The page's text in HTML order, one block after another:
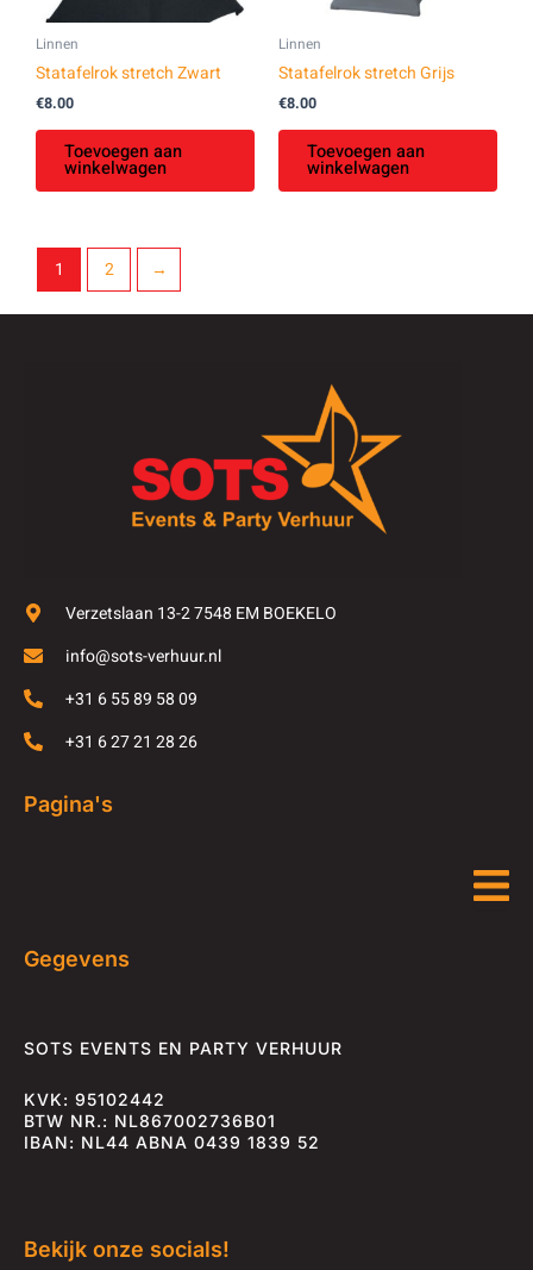
Linnen
Statafelrok stretch Zwart
€8.00
Toevoegen aan
winkelwagen
Linnen
Statafelrok stretch Grijs
€8.00
Toevoegen aan
winkelwagen
1 2 →
Verzetslaan 13-2 7548 EM BOEKELO
info@sots-verhuur.nl
+31 6 55 89 58 09
+31 6 27 21 28 26
Pagina's
Gegevens
SOTS EVENTS EN PARTY VERHUUR
KVK: 95102442
BTW NR.: NL867002736B01
IBAN: NL44 ABNA 0439 1839 52
Bekijk onze socials!